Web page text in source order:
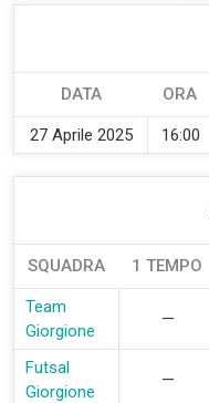
DATA ORA
27 Aprile 2025 16:00
SQUADRA 1 TEMPO
Team
Giorgione
—
Futsal
Giorgione
—